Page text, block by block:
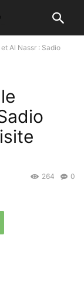
Al Nassr : Sadio
0
264